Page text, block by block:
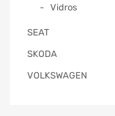
Vidros
SEAT
SKODA
VOLKSWAGEN